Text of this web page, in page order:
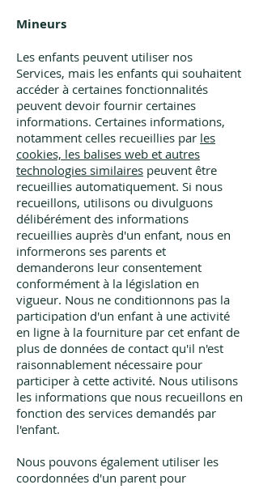
Mineurs
Les enfants peuvent utiliser nos
Services, mais les enfants qui souhaitent
accéder à certaines fonctionnalités
peuvent devoir fournir certaines
informations. Certaines informations,
notamment celles recueillies par les
cookies, les balises web et autres
technologies similaires peuvent être
recueillies automatiquement. Si nous
recueillons, utilisons ou divulguons
délibérément des informations
recueillies auprès d'un enfant, nous en
informerons ses parents et
demanderons leur consentement
conformément à la législation en
vigueur. Nous ne conditionnons pas la
participation d'un enfant à une activité
en ligne à la fourniture par cet enfant de
plus de données de contact qu'il n'est
raisonnablement nécessaire pour
participer à cette activité. Nous utilisons
les informations que nous recueillons en
fonction des services demandés par
l'enfant.
Nous pouvons également utiliser les
coordonnées d'un parent pour